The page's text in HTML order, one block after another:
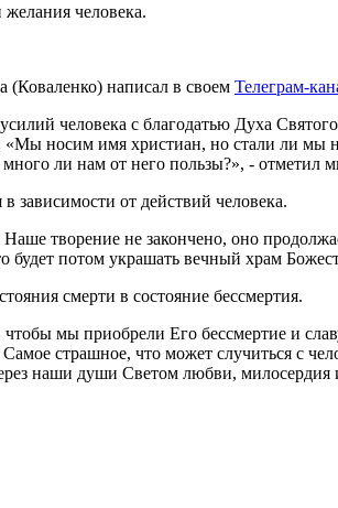
человека.
(Коваленко) написал в своем Телеграм-
человека с благодатью Духа
носим имя христиан, но стали ли
ли нам от него пользы?», - отметил
зависимости от действий человека.
творение не закончено, оно
будет потом украшать вечный храм
смерти в состояние бессмертия.
чтобы мы приобрели Его бессмертие и
страшное, что может случиться с
наши души Светом любви, милосердия